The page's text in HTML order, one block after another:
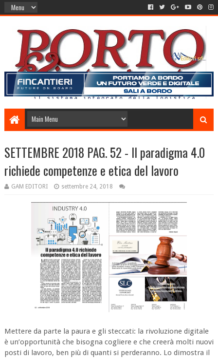
SETTEMBRE 2018 PAG. 52 - Il paradigma 4.0
richiede competenze e etica del lavoro
GAM EDITORI settembre 24, 2018
Mettere da parte la paura e gli steccati: la rivoluzione digitale
è un’opportunità che bisogna cogliere e che creerà molti nuovi
posti di lavoro, ben più di quanti si perderanno. Lo dimostra il